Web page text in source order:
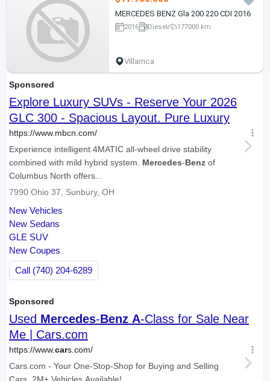
MERCEDES BENZ Gla 200 220 CDI 2016
2016 Diesel 177000 km
Villarrica